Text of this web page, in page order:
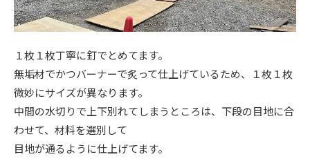
１枚１枚丁寧に釘でとめてます。
無垢材でかつバーナーで炙って仕上げているため、１枚１枚
微妙にサイズが異なります。
中間の水切りで上下別れてしまうところは、下段の目地に合
わせて、材料を選別して
目地が通るように仕上げてます。